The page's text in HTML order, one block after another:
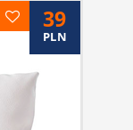
39
PLN